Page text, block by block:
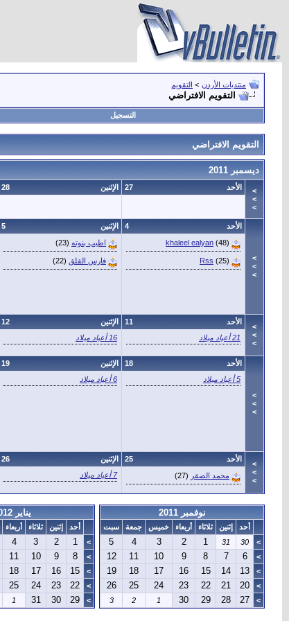
منتديات الأردن > التقويم
التقويم الافتراضي
التسجيل
التقويم الافتراضي
ديسمبر 2011
>
>
>
27 الأحد 28 الإثنين
>
>
>
4 الأحد
khaleel ealyan (48)
Rss (25)
5 الإثنين
اطيب بنوته (23)
فارس القلق (22)
>
>
>
11
الأحد
21 أعياد ميلاد
12
الإثنين
16 أعياد ميلاد
>
>
>
18
الأحد
5 أعياد ميلاد
19
الإثنين
6 أعياد ميلاد
>
>
>
25 الأحد
محمد الصقر (27)
26
الإثنين
7 أعياد ميلاد
نوفمبر 2011
أحد إثنين ثلاثاء أربعاء خميس جمعة
سبت
>
30
31
1
2
3
4
5
>
6
7
8
9
10
11
12
>
13
14
15
16
17
18
19
>
20
21
22
23
24
25
26
>
27
28
29
30
1
2
3
يناير 2012
أحد إثنين ثلاثاء أربعاء
>
1
2
3
4
>
8
9
10
11
>
15
16
17
18
>
22
23
24
25
>
29
30
31
1